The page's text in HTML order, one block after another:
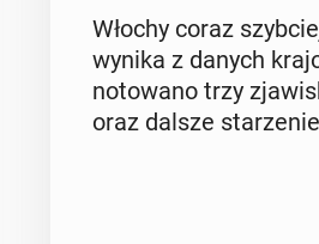
Włochy coraz
wynika z danych
no­to­wa­no trzy
oraz dalsze